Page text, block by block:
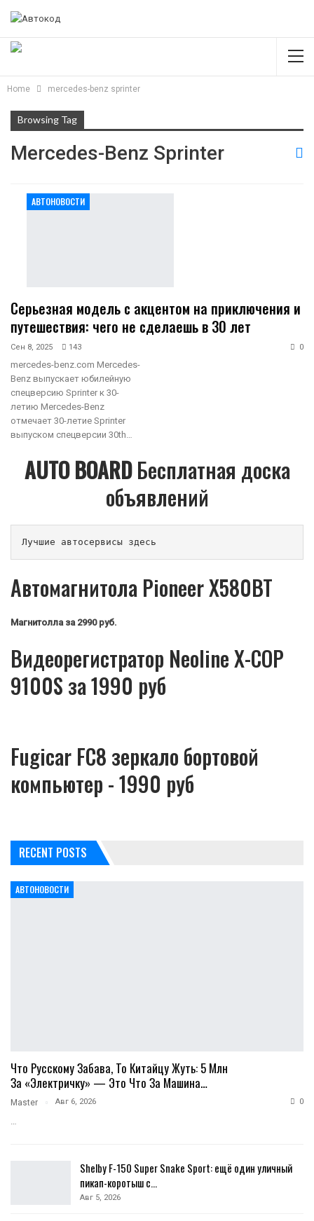
Home mercedes-benz sprinter
Browsing Tag
Mercedes-Benz Sprinter
АВТОНОВОСТИ
Серьезная модель с акцентом на приключения и
путешествия: чего не сделаешь в 30 лет
Сен 8, 2025 143 0
mercedes-benz.com Mercedes-
Benz выпускает юбилейную
спецверсию Sprinter к 30-
летию Mercedes-Benz
отмечает 30-летие Sprinter
выпуском спецверсии 30th…
AUTO BOARDБесплатная доска
объявлений
Лучшие автосервисы здесь
Автомагнитола Pioneer X580BT
Магнитолла за 2990 руб.
Видеорегистратор Neoline X-COP
9100S за 1990 руб
Fugicar FC8 зеркало бортовой
компьютер - 1990 руб
RECENT POSTS
АВТОНОВОСТИ
Что Русскому Забава, То Китайцу Жуть: 5 Млн
За «электричку» — Это Что За Машина…
Master Авг 6, 2026 0
Shelby F-150 Super Snake Sport: ещё один уличный
пикап-коротыш с…
Авг 5, 2026